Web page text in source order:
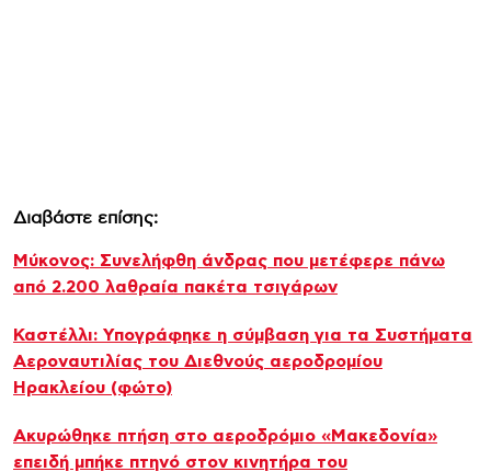
Διαβάστε επίσης:
Μύκονος: Συνελήφθη άνδρας που μετέφερε πάνω
από 2.200 λαθραία πακέτα τσιγάρων
Καστέλλι: Υπογράφηκε η σύμβαση για τα Συστήματα
Αεροναυτιλίας του Διεθνούς αεροδρομίου
Ηρακλείου (φώτο)
Ακυρώθηκε πτήση στο αεροδρόμιο «Μακεδονία»
επειδή μπήκε πτηνό στον κινητήρα του